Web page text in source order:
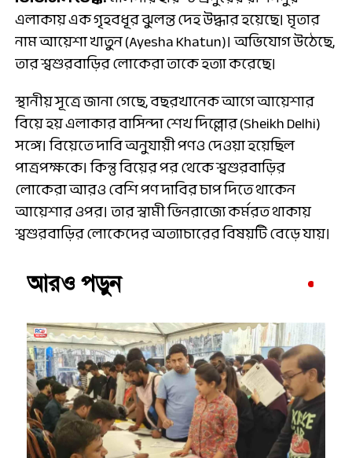
এলাকায় এক গৃহবধূর ঝুলন্ত দেহ উদ্ধার হয়েছে। মৃতার
নাম আয়েশা খাতুন (Ayesha Khatun)। অভিযোগ উঠেছে,
তার শ্বশুরবাড়ির লোকেরা তাকে হত্যা করেছে।
স্থানীয় সূত্রে জানা গেছে, বছরখানেক আগে আয়েশার
বিয়ে হয় এলাকার বাসিন্দা শেখ দিল্লোর (Sheikh Delhi)
সঙ্গে। বিয়েতে দাবি অনুযায়ী পণও দেওয়া হয়েছিল
পাত্রপক্ষকে। কিন্তু বিয়ের পর থেকে শ্বশুরবাড়ির
লোকেরা আরও বেশি পণ দাবির চাপ দিতে থাকেন
আয়েশার ওপর। তার স্বামী ভিনরাজ্যে কর্মরত থাকায়
শ্বশুরবাড়ির লোকেদের অত্যাচারের বিষয়টি বেড়ে যায়।
আরও পড়ুন